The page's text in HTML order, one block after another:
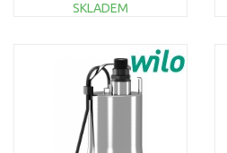
SKLADEM
Porovnat